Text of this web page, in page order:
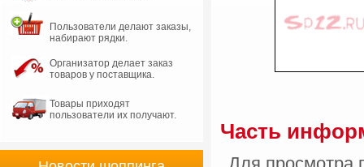
Часть
Пользователи делают заказы,
набирают рядки.
Организатор делает заказ
товаров у поставщика.
Товары приходят
пользователи их получают.